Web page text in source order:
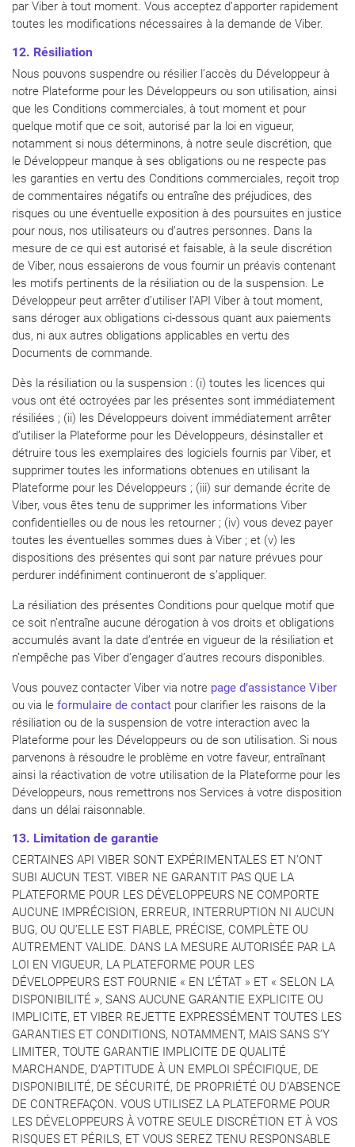
par Viber à tout moment. Vous acceptez d’apporter rapidement
toutes les modifications nécessaires à la demande de Viber.
12. Résiliation
Nous pouvons suspendre ou résilier l’accès du Développeur à
notre Plateforme pour les Développeurs ou son utilisation, ainsi
que les Conditions commerciales, à tout moment et pour
quelque motif que ce soit, autorisé par la loi en vigueur,
notamment si nous déterminons, à notre seule discrétion, que
le Développeur manque à ses obligations ou ne respecte pas
les garanties en vertu des Conditions commerciales, reçoit trop
de commentaires négatifs ou entraîne des préjudices, des
risques ou une éventuelle exposition à des poursuites en justice
pour nous, nos utilisateurs ou d’autres personnes. Dans la
mesure de ce qui est autorisé et faisable, à la seule discrétion
de Viber, nous essaierons de vous fournir un préavis contenant
les motifs pertinents de la résiliation ou de la suspension. Le
Développeur peut arrêter d’utiliser l’API Viber à tout moment,
sans déroger aux obligations ci-dessous quant aux paiements
dus, ni aux autres obligations applicables en vertu des
Documents de commande.
Dès la résiliation ou la suspension : (i) toutes les licences qui
vous ont été octroyées par les présentes sont immédiatement
résiliées ; (ii) les Développeurs doivent immédiatement arrêter
d’utiliser la Plateforme pour les Développeurs, désinstaller et
détruire tous les exemplaires des logiciels fournis par Viber, et
supprimer toutes les informations obtenues en utilisant la
Plateforme pour les Développeurs ; (iii) sur demande écrite de
Viber, vous êtes tenu de supprimer les informations Viber
confidentielles ou de nous les retourner ; (iv) vous devez payer
toutes les éventuelles sommes dues à Viber ; et (v) les
dispositions des présentes qui sont par nature prévues pour
perdurer indéfiniment continueront de s’appliquer.
La résiliation des présentes Conditions pour quelque motif que
ce soit n’entraîne aucune dérogation à vos droits et obligations
accumulés avant la date d’entrée en vigueur de la résiliation et
n’empêche pas Viber d’engager d’autres recours disponibles.
Vous pouvez contacter Viber via notre page d’assistance Viber
ou via le formulaire de contact pour clarifier les raisons de la
résiliation ou de la suspension de votre interaction avec la
Plateforme pour les Développeurs ou de son utilisation. Si nous
parvenons à résoudre le problème en votre faveur, entraînant
ainsi la réactivation de votre utilisation de la Plateforme pour les
Développeurs, nous remettrons nos Services à votre disposition
dans un délai raisonnable.
13. Limitation de garantie
CERTAINES API VIBER SONT EXPÉRIMENTALES ET N’ONT
SUBI AUCUN TEST. VIBER NE GARANTIT PAS QUE LA
PLATEFORME POUR LES DÉVELOPPEURS NE COMPORTE
AUCUNE IMPRÉCISION, ERREUR, INTERRUPTION NI AUCUN
BUG, OU QU’ELLE EST FIABLE, PRÉCISE, COMPLÈTE OU
AUTREMENT VALIDE. DANS LA MESURE AUTORISÉE PAR LA
LOI EN VIGUEUR, LA PLATEFORME POUR LES
DÉVELOPPEURS EST FOURNIE « EN L’ÉTAT » ET « SELON LA
DISPONIBILITÉ », SANS AUCUNE GARANTIE EXPLICITE OU
IMPLICITE, ET VIBER REJETTE EXPRESSÉMENT TOUTES LES
GARANTIES ET CONDITIONS, NOTAMMENT, MAIS SANS S’Y
LIMITER, TOUTE GARANTIE IMPLICITE DE QUALITÉ
MARCHANDE, D’APTITUDE À UN EMPLOI SPÉCIFIQUE, DE
DISPONIBILITÉ, DE SÉCURITÉ, DE PROPRIÉTÉ OU D’ABSENCE
DE CONTREFAÇON. VOUS UTILISEZ LA PLATEFORME POUR
LES DÉVELOPPEURS À VOTRE SEULE DISCRÉTION ET À VOS
RISQUES ET PÉRILS, ET VOUS SEREZ TENU RESPONSABLE